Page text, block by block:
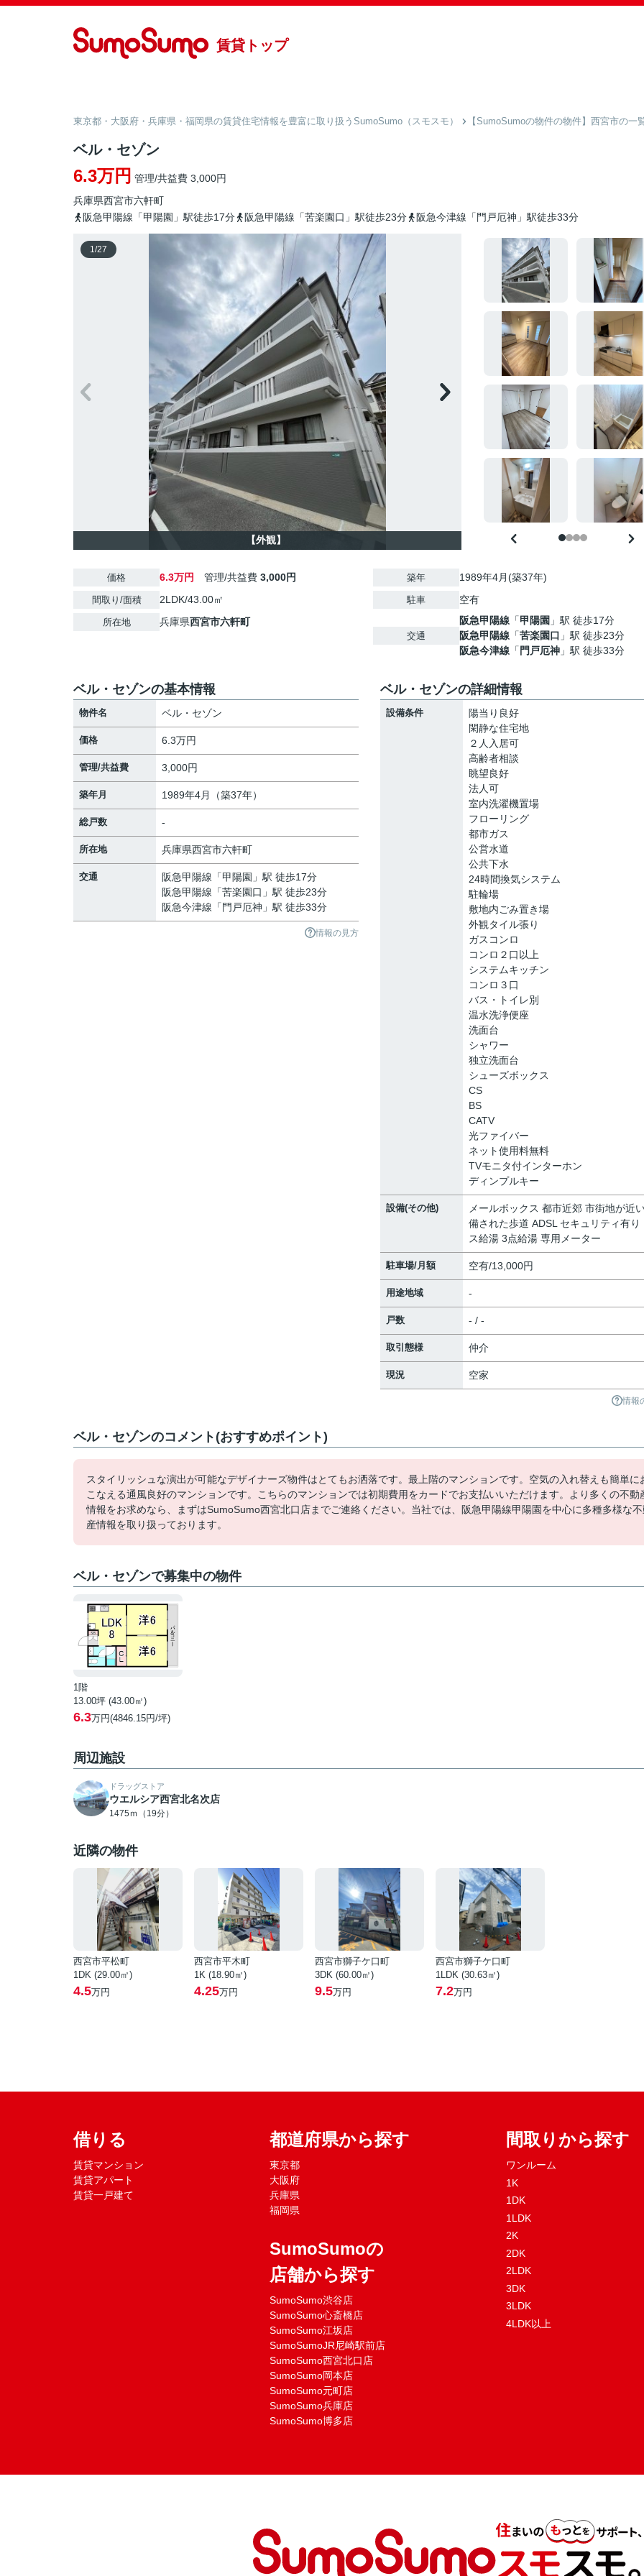
賃貸トップ
東京都・大阪府・兵庫県・福岡県の賃貸住宅情報を豊富に取り扱うSumoSumo（スモスモ） 【SumoSumoの物件の物件】西宮市の一
ベル・セゾン
6.3万円 管理/共益費 3,000円
兵庫県西宮市六軒町
阪急甲陽線「甲陽園」駅徒歩17分
阪急甲陽線「苦楽園口」駅徒歩23分 阪急今津線「門戸厄神」駅徒歩33分
1/27
【外観】
価格 6.3万円 管理/共益費 3,000円
間取り/面積 2LDK/43.00㎡
所在地 兵庫県西宮市六軒町
築年 1989年4月(築37年)
駐車 空有
交通
阪急甲陽線 「甲陽園 」駅 徒歩17分
阪急甲陽線 「苦楽園口 」駅 徒歩23分
阪急今津線 「 門戸厄神 」駅 徒歩33分
ベル・セゾンの基本情報
物件名 ベル・セゾン
価格 6.3万円
管理/共益費 3,000円
築年月 1989年4月（築37年）
総戸数 -
所在地 兵庫県西宮市六軒町
交通 阪急甲陽線 「甲陽園 」駅 徒歩17分
阪急甲陽線 「苦楽園口 」駅 徒歩23分
阪急今津線 「 門戸厄神 」駅 徒歩33分
情報の見方
ベル・セゾンの詳細情報
設備条件
陽当り良好
閑静な住宅地
２人入居可
高齢者相談
眺望良好
法人可
室内洗濯機置場
フローリング
都市ガス
公営水道
公共下水
24時間換気システム
駐輪場
敷地内ごみ置き場
外観タイル張り
ガスコンロ
コンロ２口以上
システムキッチン
コンロ３口
バス・トイレ別
温水洗浄便座
洗面台
シャワー
独立洗面台
シューズボックス
CS
BS
CATV
光ファイバー
ネット使用料無料
TVモニタ付インターホン
ディンプルキー
設備(その他)
メールボックス 都市近郊 市街地が近
備された歩道 ADSL セキュリティ有り
ス給湯 3点給湯 専用メーター
駐車場/月額 空有/13,000円
用途地域 -
戸数 - / -
取引態様 仲介
現況 空家
情報
ベル・セゾンのコメント(おすすめポイント)
スタイリッシュな演出が可能なデザイナーズ物件はとてもお洒落です。最上階のマンションです。空気の入れ替えも簡単に
こなえる通風良好のマンションです。こちらのマンションでは初期費用をカードでお支払いいただけます。より多くの不動
情報をお求めなら、まずはSumoSumo西宮北口店までご連絡ください。当社では、阪急甲陽線甲陽園を中心に多種多様な
産情報を取り扱っております。
ベル・セゾンで募集中の物件
1階
13.00坪 (43.00㎡)
6.3万円(4846.15円/坪)
周辺施設
ドラッグストア
ウエルシア西宮北名次店
1475ｍ（19分）
近隣の物件
西宮市平松町
1DK (29.00㎡)
4.5万円
西宮市平木町
1K (18.90㎡)
4.25万円
西宮市獅子ケ口町
3DK (60.00㎡)
9.5万円
西宮市獅子ケ口町
1LDK (30.63㎡)
7.2万円
借りる
賃貸マンション
賃貸アパート
賃貸一戸建て
都道府県から探す
東京都
大阪府
兵庫県
福岡県
SumoSumoの
店舗から探す
SumoSumo渋谷店
SumoSumo心斎橋店
SumoSumo江坂店
SumoSumoJR尼崎駅前店
SumoSumo西宮北口店
SumoSumo岡本店
SumoSumo元町店
SumoSumo兵庫店
SumoSumo博多店
間取りから探す
ワンルーム
1K
1DK
1LDK
2K
2DK
2LDK
3DK
3LDK
4LDK以上